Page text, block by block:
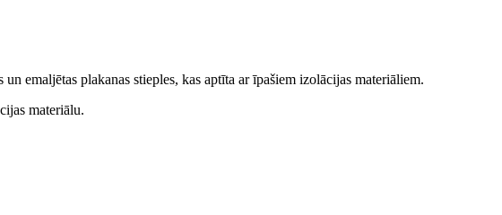
emaljētas plakanas stieples, kas aptīta ar īpašiem izolācijas materiāliem.
materiālu.